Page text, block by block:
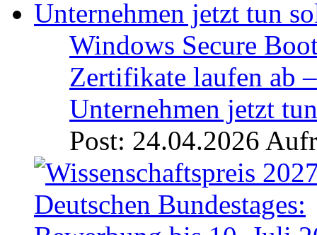
Windows Secure
Zertifikate laufen ab
Unternehmen jetzt
Post: 24.04.2026